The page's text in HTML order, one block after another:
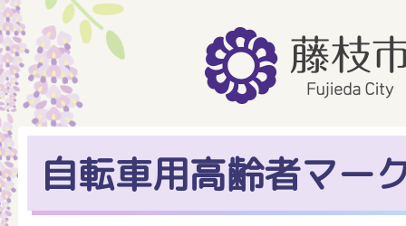
自転車用高齢者マー